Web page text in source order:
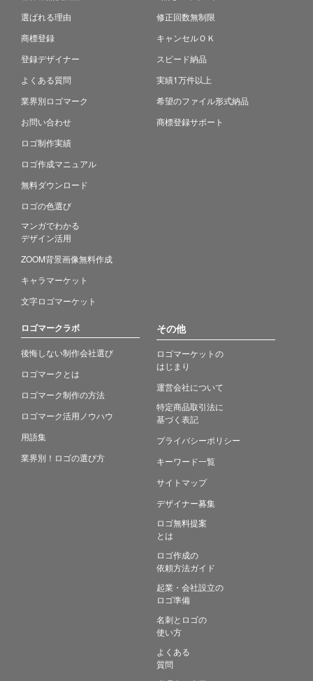
選ばれる理由
商標登録
登録デザイナー
よくある質問
業界別ロゴマーク
お問い合わせ
ロゴ制作実績
ロゴ作成マニュアル
無料ダウンロード
ロゴの色選び
マンガでわかる
デザイン活用
ZOOM背景画像無料作成
キャラマーケット
文字ロゴマーケット
修正回数無制限
キャンセルＯＫ
スピード納品
実績1万件以上
希望のファイル形式納品
商標登録サポート
ロゴマークラボ
後悔しない制作会社選び
ロゴマークとは
ロゴマーク制作の方法
ロゴマーク活用ノウハウ
用語集
業界別！ロゴの選び方
その他
ロゴマーケットの
はじまり
運営会社について
特定商品取引法に
基づく表記
プライバシーポリシー
キーワード一覧
サイトマップ
デザイナー募集
ロゴ無料提案
とは
ロゴ作成の
依頼方法ガイド
起業・会社設立の
ロゴ準備
名刺とロゴの
使い方
よくある
質問